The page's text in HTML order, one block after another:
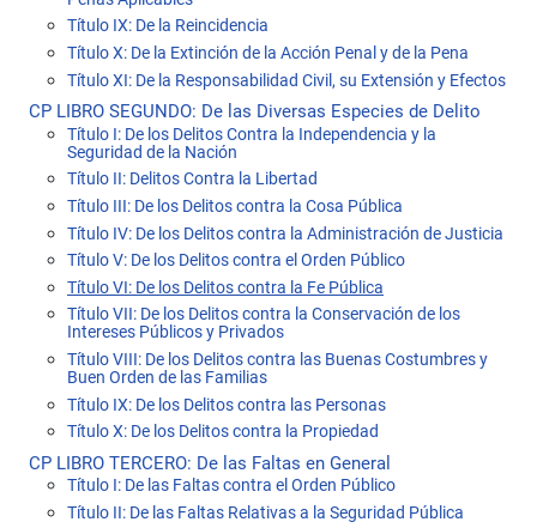
Título IX: De la Reincidencia
Título X: De la Extinción de la Acción Penal y de la Pena
Título XI: De la Responsabilidad Civil, su Extensión y Efectos
CP LIBRO SEGUNDO: De las Diversas Especies de Delito
Título I: De los Delitos Contra la Independencia y la
Seguridad de la Nación
Título II: Delitos Contra la Libertad
Título III: De los Delitos contra la Cosa Pública
Título IV: De los Delitos contra la Administración de Justicia
Título V: De los Delitos contra el Orden Público
Título VI: De los Delitos contra la Fe Pública
Título VII: De los Delitos contra la Conservación de los
Intereses Públicos y Privados
Título VIII: De los Delitos contra las Buenas Costumbres y
Buen Orden de las Familias
Título IX: De los Delitos contra las Personas
Título X: De los Delitos contra la Propiedad
CP LIBRO TERCERO: De las Faltas en General
Título I: De las Faltas contra el Orden Público
Título II: De las Faltas Relativas a la Seguridad Pública